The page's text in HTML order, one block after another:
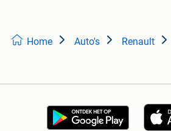
Home Auto's Renault